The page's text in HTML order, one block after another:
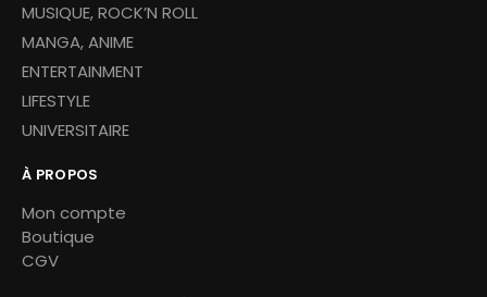
MUSIQUE, ROCK’N ROLL
MANGA, ANIME
ENTERTAINMENT
LIFESTYLE
UNIVERSITAIRE
À PROPOS
Mon compte
Boutique
CGV